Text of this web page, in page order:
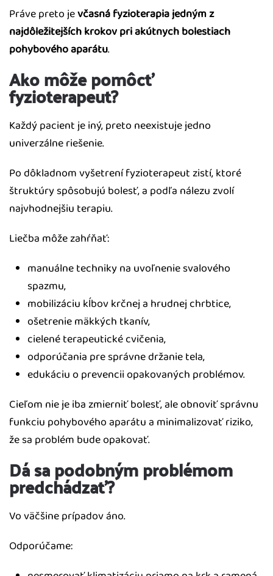
Práve preto jevčasná fyzioterapia jedným z
najdôležitejších krokov pri akútnych bolestiach
pohybového aparátu.
Ako môže pomôcť
fyzioterapeut?
Každý pacient je iný, preto neexistuje jedno
univerzálne riešenie.
Po dôkladnom vyšetrení fyzioterapeut zistí, ktoré
štruktúry spôsobujú bolesť, a podľa nálezu zvolí
najvhodnejšiu terapiu.
Liečba môže zahŕňať:
manuálne techniky na uvoľnenie svalového
spazmu,
mobilizáciu kĺbov krčnej a hrudnej chrbtice,
ošetrenie mäkkých tkanív,
cielené terapeutické cvičenia,
odporúčania pre správne držanie tela,
edukáciu o prevencii opakovaných problémov.
Cieľom nie je iba zmierniť bolesť, ale obnoviť správnu
funkciu pohybového aparátu a minimalizovať riziko,
že sa problém bude opakovať.
Dá sa podobným problémom
predchádzať?
Vo väčšine prípadov áno.
Odporúčame: